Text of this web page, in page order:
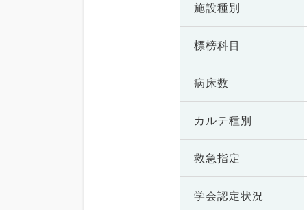
施設種別
標榜科目
病床数
カルテ種別
救急指定
学会認定状況